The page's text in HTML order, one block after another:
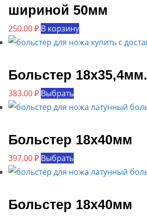
шириной 50мм
250.00₽ В корзину
Больстер 18х35,4мм.
383.00₽ ВыбратьЭтот
товар
несколько
вариаций.
Опции
можно
на
Больстер 18х40мм
397.00₽ ВыбратьЭтот
товар
несколько
вариаций.
Больстер 18х40мм